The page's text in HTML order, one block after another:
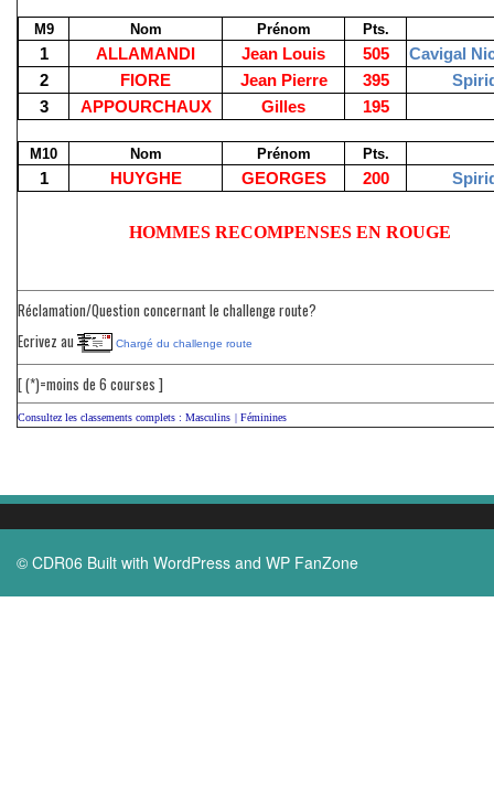
M9 Nom Prénom Pts.
1 ALLAMANDI Jean Louis 505
Cavigal
2
FIORE Jean Pierre 395
3
APPOURCHAUX Gilles 195
M10 Nom Prénom Pts.
1 HUYGHE GEORGES 200
HOMMES RECOMPENSES EN ROUGE
Réclamation/Question concernant le challenge route?
Ecrivez au
Chargé du challenge route
[ (*)=moins de 6 courses ]
Consultez les classements complets : Masculins | Féminines
© CDR06 Built with WordPress and WP FanZone